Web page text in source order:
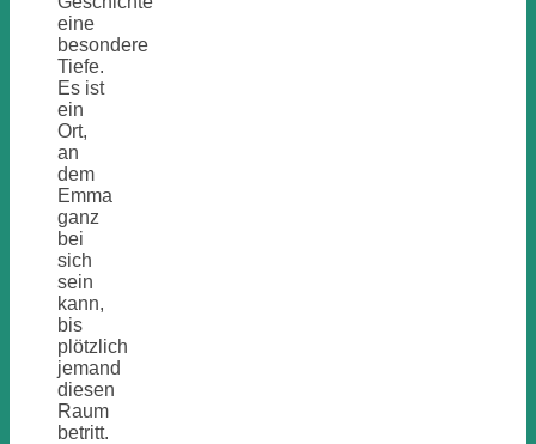
eine
besondere
Tiefe.
Es ist
ein
Ort,
an
dem
Emma
ganz
bei
sich
sein
kann,
bis
plötzlich
jemand
diesen
Raum
betritt.